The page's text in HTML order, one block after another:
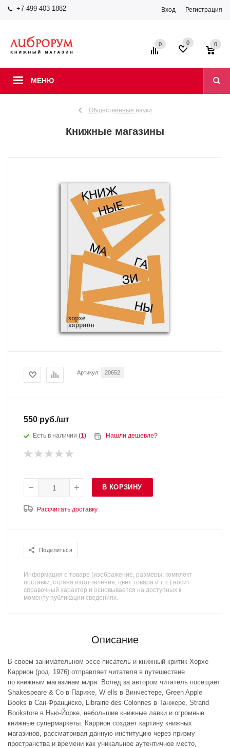
+7-499-403-1882 Вход Регистрация
МЕНЮ
0 0 0
Общественные науки
Книжные магазины
Артикул 20652
550 руб./шт
Есть в наличии (1) Нашли дешевле?
В КОРЗИНУ
Рассчитать доставку
Поделиться
Информация о товаре (изображение, размеры, комплект
поставки, страна изготовления, цвет товара и т.п.) носит
справочный характер и основывается на доступных к
моменту публикации сведениях.
Описание
В своем занимательном эссе писатель и книжный критик Хорхе
Каррион (род. 1976) отправляет читателя в путешествие
по книжным магазинам мира. Вслед за автором читатель посещает
Shakespeare & Co в Париже, W ells в Винчестере, Green Apple
Books в Сан-Франциско, Librairie des Colonnes в Танжере, Strand
Bookstore в Нью-Йорке, небольшие книжные лавки и огромные
книжные супермаркеты. Каррион создает картину книжных
магазинов, рассматривая данную институцию через призму
пространства и времени как уникальное аутентичное место,